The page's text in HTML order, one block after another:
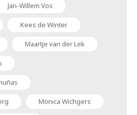
Jan-Willem Vos
Kees de Winter
Maartje van der Lek
Monica Wichgers